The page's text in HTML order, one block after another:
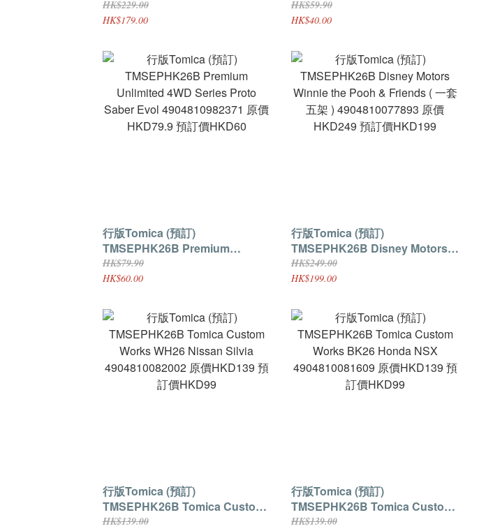
Jobraver Trip Braver HatoBus
Sightseeing Bus
訂價HKD179
HK$229.00
HK$179.00
No.164 Mario Kart World Mario
4904810077688 原價HKD59.9 預
HK$59.90
HK$40.00
行版Tomica (預訂)
TMSEPHK26B Premium
Unlimited 4WD Series Proto
Saber Evol 4904810982371 原價
HK$79.90
HK$60.00
行版Tomica (預訂)
TMSEPHK26B Disney Motors
Winnie the Pooh & Friends ( 一
套五架 ) 4904810077893 原價
HK$249.00
HK$199.00
行版Tomica (預訂)
TMSEPHK26B Tomica Custom
Works WH26 Nissan Silvia
HK$139.00
行版Tomica (預訂)
TMSEPHK26B Tomica Custom
Works BK26 Honda NSX
HK$139.00